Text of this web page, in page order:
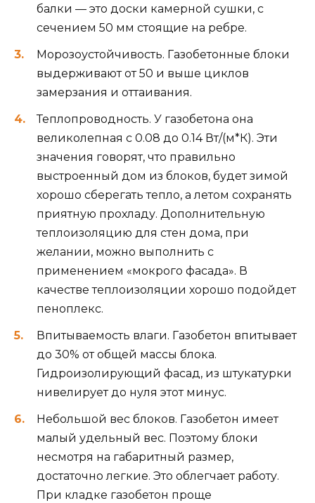
балки — это доски камерной сушки, с
сечением 50 мм стоящие на ребре.
Морозоустойчивость. Газобетонные блоки
выдерживают от 50 и выше циклов
замерзания и оттаивания.
Теплопроводность. У газобетона она
великолепная с 0.08 до 0.14 Вт/(м*К). Эти
значения говорят, что правильно
выстроенный дом из блоков, будет зимой
хорошо сберегать тепло, а летом сохранять
приятную прохладу. Дополнительную
теплоизоляцию для стен дома, при
желании, можно выполнить с
применением «мокрого фасада». В
качестве теплоизоляции хорошо подойдет
пеноплекс.
Впитываемость влаги. Газобетон впитывает
до 30% от общей массы блока.
Гидроизолирующий фасад, из штукатурки
нивелирует до нуля этот минус.
Небольшой вес блоков. Газобетон имеет
малый удельный вес. Поэтому блоки
несмотря на габаритный размер,
достаточно легкие. Это облегчает работу.
При кладке газобетон проще